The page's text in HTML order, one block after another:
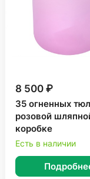
8 500 ₽
35 огненных
розовой
коробке
Есть в наличии